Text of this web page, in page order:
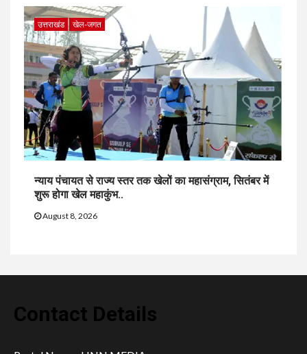
उत्तराखंड खेल-जगत
न्याय पंचायत से राज्य स्तर तक खेलों का महासंग्राम, सितंबर में
शुरू होगा खेल महाकुंभ..
August 8, 2026
Contact Details